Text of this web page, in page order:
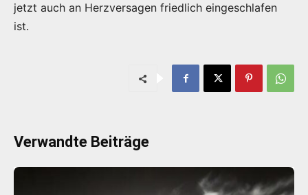
jetzt auch an Herzversagen friedlich eingeschlafen
ist.
Verwandte Beiträge